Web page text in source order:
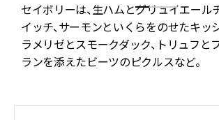
セイボリーは、生ハムとグリュイエール
イッチ、サーモンといくらをのせたキッ
ラメリゼとスモークダック、トリュフと
ランを添えたビーツのピクルスなど。